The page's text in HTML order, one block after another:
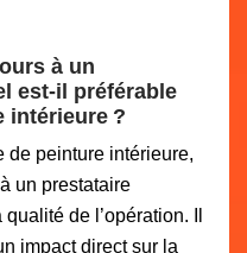
à un
est-il préférable
intérieure ?
de peinture intérieure,
un prestataire
de l’opération. Il
impact direct sur la